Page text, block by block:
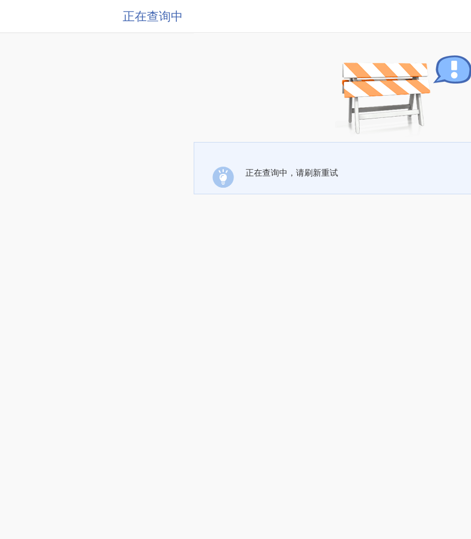
正在查询中
正在查询中，请刷新重试